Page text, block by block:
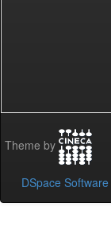
Theme by
DSpace Software